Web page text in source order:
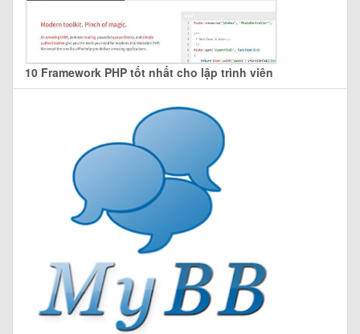
10 Framework PHP tốt nhất cho lập trình viên